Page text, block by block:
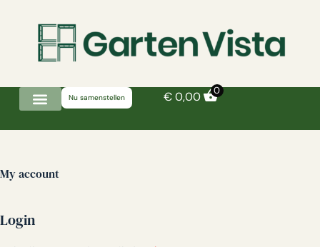
€0,00 0
Nu samenstellen
My account
Login